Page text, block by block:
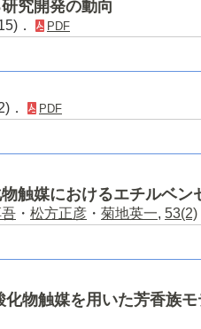
究開発の動向
． PDF
． PDF
触媒におけるエチルベン
・ 松方正彦 ・ 菊地英一, 53(2)
物触媒を用いた芳香族